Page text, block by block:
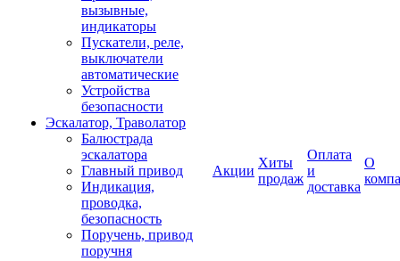
вызывные,
индикаторы
Пускатели, реле,
выключатели
автоматические
Устройства
безопасности
Эскалатор, Траволатор
Балюстрада
эскалатора
Главный привод
Индикация,
проводка,
безопасность
Поручень, привод
поручня
Акции
Хиты
продаж
Оплата
и
доставка
О